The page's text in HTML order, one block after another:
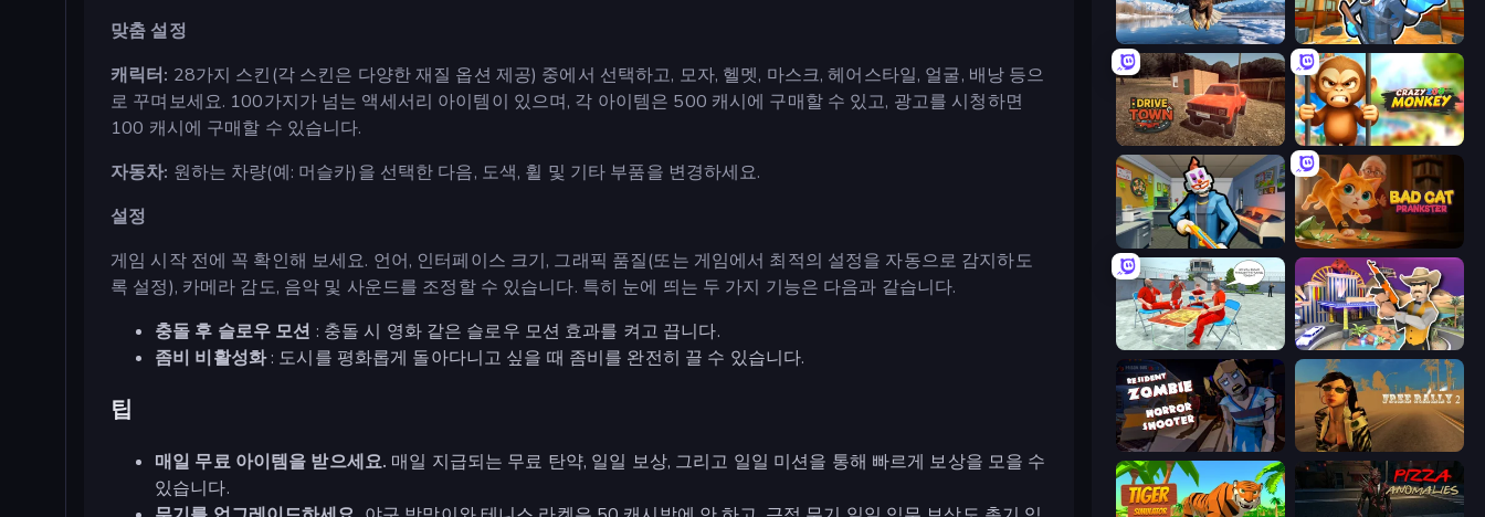
맞춤 설정
캐릭터: 28가지 스킨(각 스킨은 다양한 재질 옵션 제공) 중에서 선택하고, 모자, 헬멧, 마스크, 헤어스타일, 얼굴, 배낭 등으
로 꾸며보세요. 100가지가 넘는 액세서리 아이템이 있으며, 각 아이템은 500 캐시에 구매할 수 있고, 광고를 시청하면
100 캐시에 구매할 수 있습니다.
자동차: 원하는 차량(예: 머슬카)을 선택한 다음, 도색, 휠 및 기타 부품을 변경하세요.
설정
게임 시작 전에 꼭 확인해 보세요. 언어, 인터페이스 크기, 그래픽 품질(또는 게임에서 최적의 설정을 자동으로 감지하도
록 설정), 카메라 감도, 음악 및 사운드를 조정할 수 있습니다. 특히 눈에 띄는 두 가지 기능은 다음과 같습니다.
충돌 후 슬로우 모션 : 충돌 시 영화 같은 슬로우 모션 효과를 켜고 끕니다.
좀비 비활성화: 도시를 평화롭게 돌아다니고 싶을 때 좀비를 완전히 끌 수 있습니다.
팁
매일 무료 아이템을 받으세요. 매일 지급되는 무료 탄약, 일일 보상, 그리고 일일 미션을 통해 빠르게 보상을 모을 수
있습니다.
Python Snake Simulator Bank Robbery 2
DriveTown Crazy Zoo Monkey
Save the Hostages Bad Cat Prankster
Alcatraz Prison Escape Plan Casino Robbery
Resident Zombies: Horror Shooter Free Rally 2